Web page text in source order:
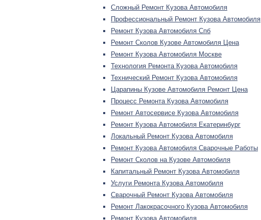
Сложный Ремонт Кузова Автомобиля
Профессиональный Ремонт Кузова Автомобиля
Ремонт Кузова Автомобиля Спб
Ремонт Сколов Кузове Автомобиля Цена
Ремонт Кузова Автомобиля Москве
Технология Ремонта Кузова Автомобиля
Технический Ремонт Кузова Автомобиля
Царапины Кузове Автомобиля Ремонт Цена
Процесс Ремонта Кузова Автомобиля
Ремонт Автосервисе Кузова Автомобиля
Ремонт Кузова Автомобиля Екатеринбург
Локальный Ремонт Кузова Автомобиля
Ремонт Кузова Автомобиля Сварочные Работы
Ремонт Сколов на Кузове Автомобиля
Капитальный Ремонт Кузова Автомобиля
Услуги Ремонта Кузова Автомобиля
Сварочный Ремонт Кузова Автомобиля
Ремонт Лакокрасочного Кузова Автомобиля
Ремонт Кузова Автомобиля